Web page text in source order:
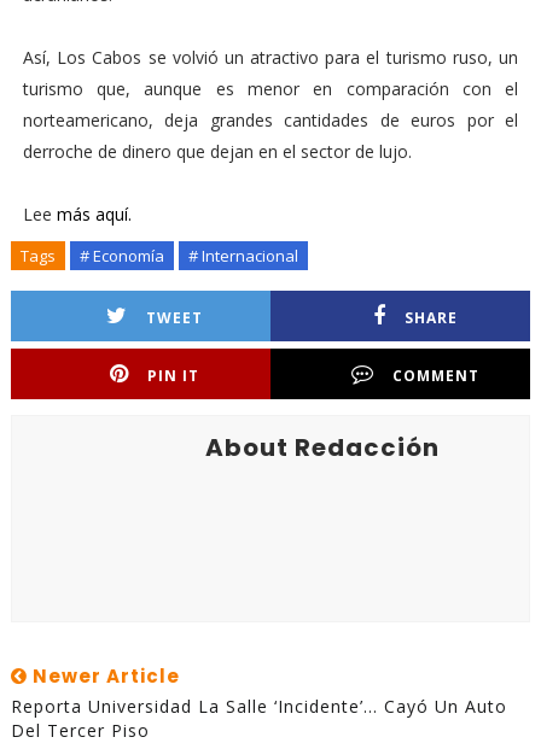
Así, Los Cabos se volvió un atractivo para el turismo ruso, un
turismo que, aunque es menor en comparación con el
norteamericano, deja grandes cantidades de euros por el
derroche de dinero que dejan en el sector de lujo.
Lee más aquí.
Tags # Economía # Internacional
TWEET SHARE
PIN IT COMMENT
About Redacción
Newer Article
Reporta Universidad La Salle ‘incidente’... Cayó Un Auto
Del Tercer Piso